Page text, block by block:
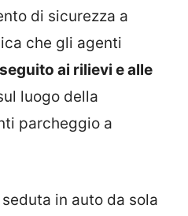
di sicurezza a
che gli agenti
ai rilievi e alle
luogo della
parcheggio a
in auto da sola